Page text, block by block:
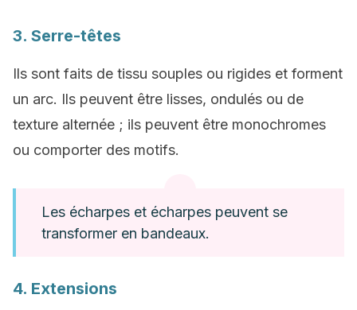
3. Serre-têtes
Ils sont faits de tissu souples ou rigides et forment
un arc. Ils peuvent être lisses, ondulés ou de
texture alternée ; ils peuvent être monochromes
ou comporter des motifs.
Les écharpes et écharpes peuvent se
transformer en bandeaux.
4. Extensions